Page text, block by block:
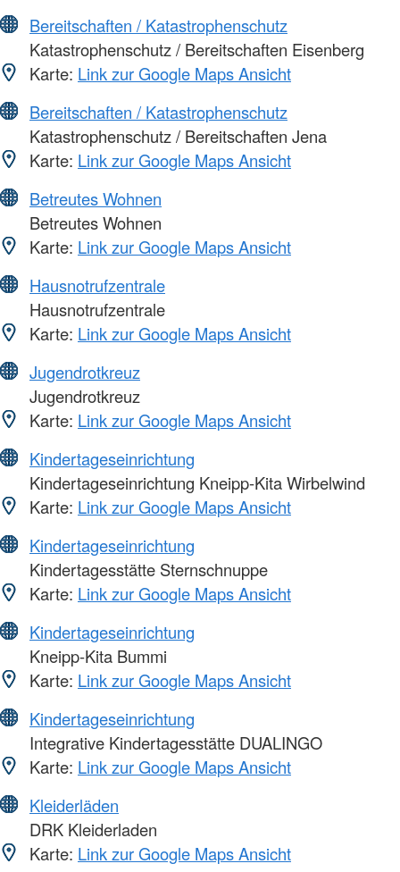
Bereitschaften / Katastrophenschutz
Katastrophenschutz / Bereitschaften Eisenberg
Karte: Link zur Google Maps Ansicht
Bereitschaften / Katastrophenschutz
Katastrophenschutz / Bereitschaften Jena
Karte: Link zur Google Maps Ansicht
Betreutes Wohnen
Betreutes Wohnen
Karte: Link zur Google Maps Ansicht
Hausnotrufzentrale
Hausnotrufzentrale
Karte: Link zur Google Maps Ansicht
Jugendrotkreuz
Jugendrotkreuz
Karte: Link zur Google Maps Ansicht
Kindertageseinrichtung
Kindertageseinrichtung Kneipp-Kita Wirbelwind
Karte: Link zur Google Maps Ansicht
Kindertageseinrichtung
Kindertagesstätte Sternschnuppe
Karte: Link zur Google Maps Ansicht
Kindertageseinrichtung
Kneipp-Kita Bummi
Karte: Link zur Google Maps Ansicht
Kindertageseinrichtung
Integrative Kindertagesstätte DUALINGO
Karte: Link zur Google Maps Ansicht
Kleiderläden
DRK Kleiderladen
Karte: Link zur Google Maps Ansicht